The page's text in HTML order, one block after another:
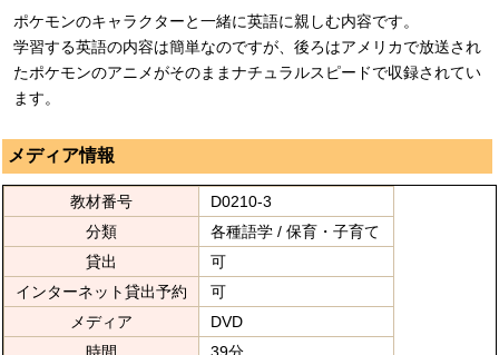
ポケモンのキャラクターと一緒に英語に親しむ内容です。
学習する英語の内容は簡単なのですが、後ろはアメリカで放送され
たポケモンのアニメがそのままナチュラルスピードで収録されてい
ます。
メディア情報
教材番号
D0210-3
分類
各種語学 / 保育・子育て
貸出
可
インターネット貸出予約
可
メディア
DVD